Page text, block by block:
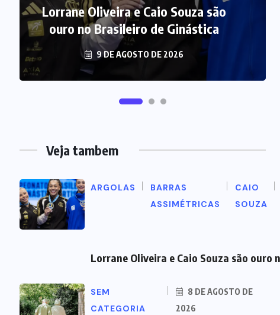
Lorrane Oliveira e Caio Souza são
ouro no Brasileiro de Ginástica
9 DE AGOSTO DE 2026
envelhecimento começa mais cedo
no Brasil
8 DE AGOSTO DE 2026
Veja tambem
ARGOLAS
BARRAS
ASSIMÉTRICAS
CAIO
SOUZA
Lorrane Oliveira e Caio Souza são ouro
SEM
CATEGORIA
8 DE AGOSTO DE
2026